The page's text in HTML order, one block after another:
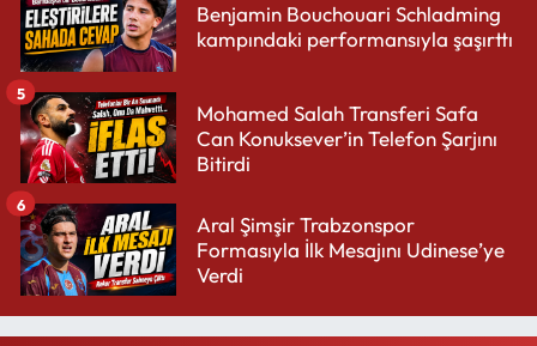
Benjamin Bouchouari Schladming
kampındaki performansıyla şaşırttı
Mohamed Salah Transferi Safa
Can Konuksever’in Telefon Şarjını
Bitirdi
5
Aral Şimşir Trabzonspor
Formasıyla İlk Mesajını Udinese’ye
Verdi
6